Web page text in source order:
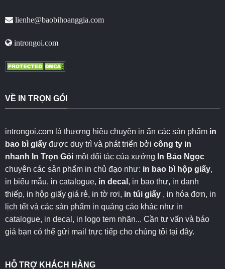
lienhe@baobihoanggia.com
introngoi.com
VỀ IN TRỌN GÓI
introngoi.com là thương hiệu chuyên in ấn các sản phẩm in
bao bì giấyđược duy trì và phát triển bởi công ty in
nhanh In Trọn Góimột đối tác của xưởng In Bảo Ngọc
chuyên các sản phẩm in chủ đạo như: in bao bì hộp giấy,
in biểu mẫu, in catalogue, in decal , in bao thư, in danh
thiếp, in hộp giấy giá rẻ, in tờ rơi, in túi giấy, in hóa đơn, in
lịch tết và các sản phẩm in quảng cáo khác như in
catalogue, in decal, in logo tem nhãn... Cần tư vấn và báo
giá bạn có thể gửi mail trực tiếp cho chúng tôi tại đây.
HỖ TRỢ KHÁCH HÀNG